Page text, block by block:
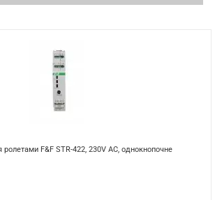
ролетами F&F STR-422, 230V AC, однокнопочне